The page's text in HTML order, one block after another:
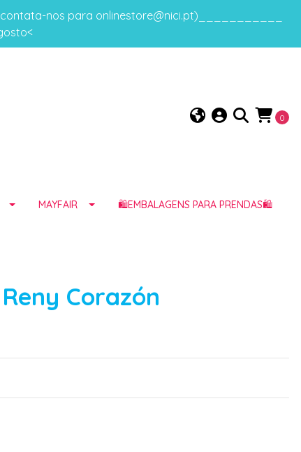
nos para onlinestore@nici.pt)___________
0
MAYFAIR 🛍️EMBALAGENS PARA PRENDAS🛍️
Corazón